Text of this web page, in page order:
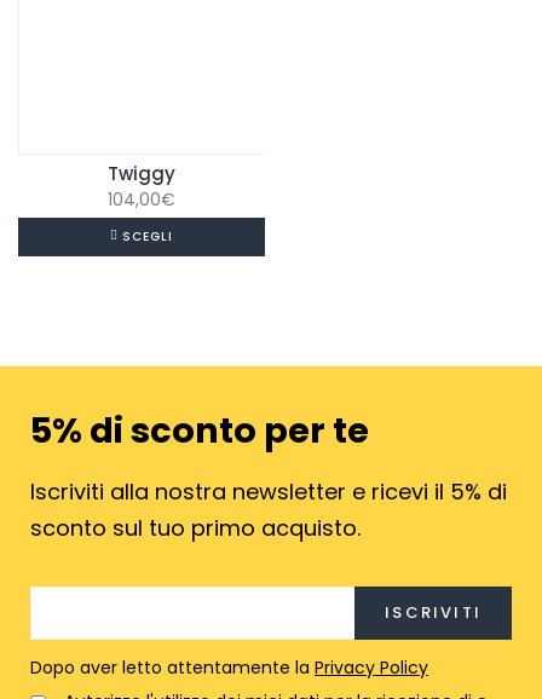
Twiggy
104,00€
SCEGLI
5% di sconto per te
Iscriviti alla nostra newsletter e ricevi il 5% di
sconto sul tuo primo acquisto.
Dopo aver letto attentamente la Privacy Policy